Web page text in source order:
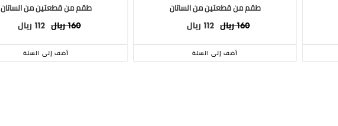
طقم من قطعتين من الساتان
ريال160 ريال 112
أضف إلى السلة
طقم من قطعتين من الساتان
ريال160 ريال 112
أضف إلى السلة